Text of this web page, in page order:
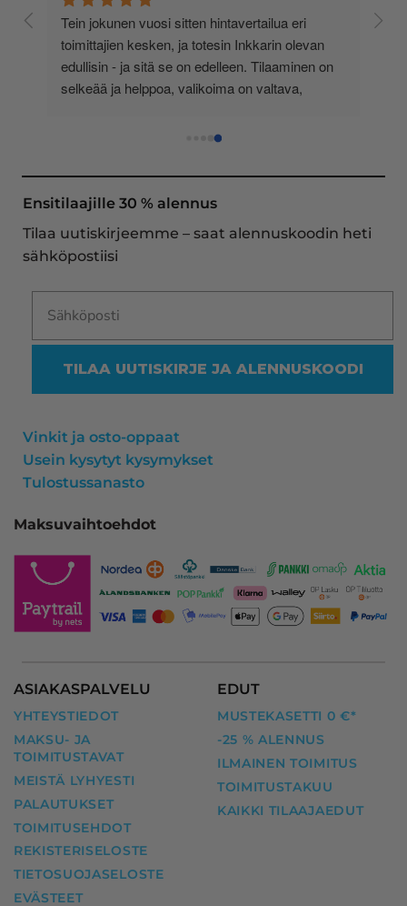
Tein jokunen vuosi sitten hintavertailua eri
toimittajien kesken, ja totesin Inkkarin olevan
edullisin - ja sitä se on edelleen. Tilaaminen on
selkeää ja helppoa, valikoima on valtava,
asiakaspalvelu todella ripeää (s-postin kautta) ja
oli noudettavissa postin lokerosta tänään!! En
näe mitään syytä vaihtaa toimittajaa. Kaikki on
ollut mitään moitittavaa! Lämmin suositus!
Ensitilaajille 30 % alennus
Tilaa uutiskirjeemme – saat alennuskoodin heti
sähköpostiisi
TILAA UUTISKIRJE JA ALENNUSKOODI
Vinkit ja osto-oppaat
Usein kysytyt kysymykset
Tulostussanasto
Maksuvaihtoehdot
ASIAKASPALVELU
YHTEYSTIEDOT
MAKSU- JA
TOIMITUSTAVAT
MEISTÄ LYHYESTI
PALAUTUKSET
TOIMITUSEHDOT
REKISTERISELOSTE
TIETOSUOJASELOSTE
EVÄSTEET
EDUT
MUSTEKASETTI 0 €*
-25 % ALENNUS
ILMAINEN TOIMITUS
TOIMITUSTAKUU
KAIKKI TILAAJAEDUT